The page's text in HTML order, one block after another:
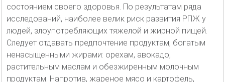
состоянием своего здоровья. По результатам ряда
исследований, наиболее велик риск развития РПЖ у
людей, злоупотребляющих тяжелой и жирной пищей.
Следует отдавать предпочтение продуктам, богатым
ненасыщенными жирами: орехам, авокадо,
растительным маслам и обезжиренным молочным
продуктам. Напротив, жареное мясо и картофель,